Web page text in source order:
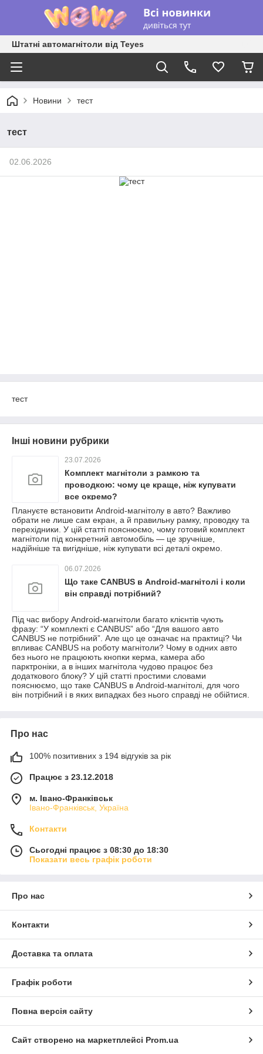
Штатні автомагнітоли від Teyes
Новини тест
тест
02.06.2026
тест
Інші новини рубрики
23.07.2026
Комплект магнітоли з рамкою та
проводкою: чому це краще, ніж купувати
все окремо?
Плануєте встановити Android-магнітолу в авто? Важливо
обрати не лише сам екран, а й правильну рамку, проводку та
перехідники. У цій статті пояснюємо, чому готовий комплект
магнітоли під конкретний автомобіль — це зручніше,
надійніше та вигідніше, ніж купувати всі деталі окремо.
06.07.2026
Що таке CANBUS в Android-магнітолі і коли
він справді потрібний?
Під час вибору Android-магнітоли багато клієнтів чують
фразу: “У комплекті є CANBUS” або “Для вашого авто
CANBUS не потрібний”. Але що це означає на практиці? Чи
впливає CANBUS на роботу магнітоли? Чому в одних авто
без нього не працюють кнопки керма, камера або
парктроніки, а в інших магнітола чудово працює без
додаткового блоку? У цій статті простими словами
пояснюємо, що таке CANBUS в Android-магнітолі, для чого
він потрібний і в яких випадках без нього справді не обійтися.
Про нас
100% позитивних з 194 відгуків за рік
Працює з 23.12.2018
м. Івано-Франківськ
Івано-Франківськ, Україна
Контакти
Сьогодні працює з 08:30 до 18:30
Показати весь графік роботи
Про нас
Контакти
Доставка та оплата
Графік роботи
Повна версія сайту
Сайт створено на маркетплейсі Prom.ua